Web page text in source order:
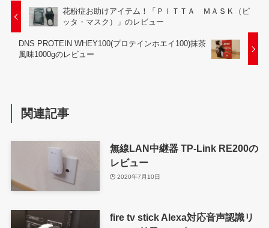
花粉症お助けアイテム！「ＰＩＴＴＡ ＭＡＳＫ（ピ
ッタ・マスク）」のレビュー
DNS PROTEIN WHEY100(プロテインホエイ100)抹茶
風味1000gのレビュー
関連記事
無線LAN中継器 TP-Link RE200の
レビュー
2020年7月10日
fire tv stick Alexa対応音声認識リ